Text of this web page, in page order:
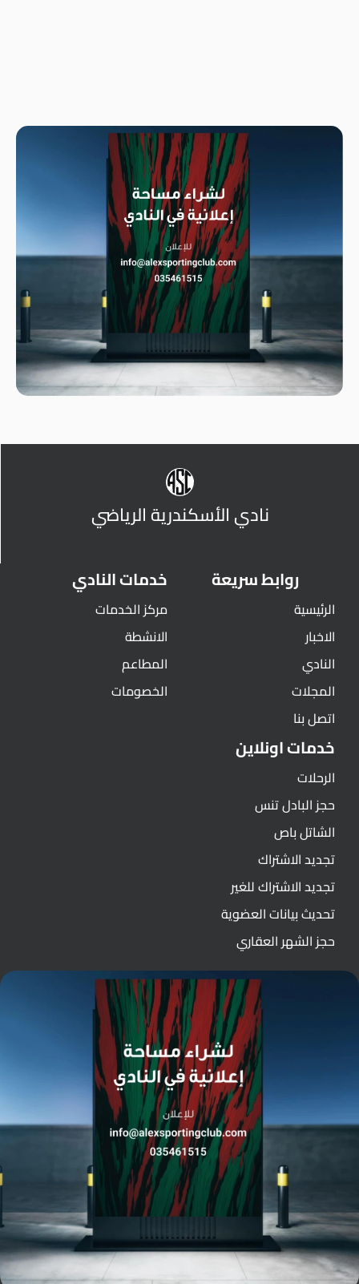
نادي الأسكندرية الرياضي
روابط سريعة
الرئيسية
الاخبار
النادي
المجلات
اتصل بنا
خدمات النادي
مركز الخدمات
الانشطة
المطاعم
الخصومات
خدمات اونلاين
الرحلات
حجز البادل تنس
الشاتل باص
تجديد الاشتراك
تجديد الاشتراك للغير
تحديث بيانات العضوية
حجز الشهر العقاري